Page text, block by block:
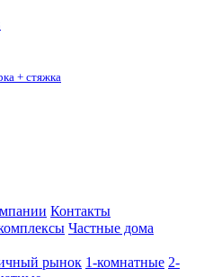
Контакты
Частные дома
рынок 1-комнатные 2-